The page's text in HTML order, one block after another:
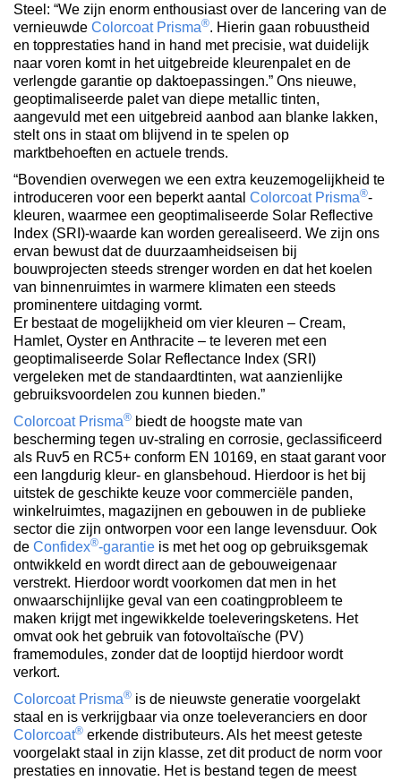
Steel: “We zijn enorm enthousiast over de lancering van de
vernieuwde Colorcoat Prisma®. Hierin gaan robuustheid
en topprestaties hand in hand met precisie, wat duidelijk
naar voren komt in het uitgebreide kleurenpalet en de
verlengde garantie op daktoepassingen.” Ons nieuwe,
geoptimaliseerde palet van diepe metallic tinten,
aangevuld met een uitgebreid aanbod aan blanke lakken,
stelt ons in staat om blijvend in te spelen op
marktbehoeften en actuele trends.
“Bovendien overwegen we een extra keuzemogelijkheid te
introduceren voor een beperkt aantal Colorcoat Prisma®-
kleuren, waarmee een geoptimaliseerde Solar Reflective
Index (SRI)-waarde kan worden gerealiseerd. We zijn ons
ervan bewust dat de duurzaamheidseisen bij
bouwprojecten steeds strenger worden en dat het koelen
van binnenruimtes in warmere klimaten een steeds
prominentere uitdaging vormt.
Er bestaat de mogelijkheid om vier kleuren – Cream,
Hamlet, Oyster en Anthracite – te leveren met een
geoptimaliseerde Solar Reflectance Index (SRI)
vergeleken met de standaardtinten, wat aanzienlijke
gebruiksvoordelen zou kunnen bieden.”
Colorcoat Prisma® biedt de hoogste mate van
bescherming tegen uv-straling en corrosie, geclassificeerd
als Ruv5 en RC5+ conform EN 10169, en staat garant voor
een langdurig kleur- en glansbehoud. Hierdoor is het bij
uitstek de geschikte keuze voor commerciële panden,
winkelruimtes, magazijnen en gebouwen in de publieke
sector die zijn ontworpen voor een lange levensduur. Ook
de Confidex®-garantie is met het oog op gebruiksgemak
ontwikkeld en wordt direct aan de gebouweigenaar
verstrekt. Hierdoor wordt voorkomen dat men in het
onwaarschijnlijke geval van een coatingprobleem te
maken krijgt met ingewikkelde toeleveringsketens. Het
omvat ook het gebruik van fotovoltaïsche (PV)
framemodules, zonder dat de looptijd hierdoor wordt
verkort.
Colorcoat Prisma® is de nieuwste generatie voorgelakt
staal en is verkrijgbaar via onze toeleveranciers en door
Colorcoat® erkende distributeurs. Als het meest geteste
voorgelakt staal in zijn klasse, zet dit product de norm voor
prestaties en innovatie. Het is bestand tegen de meest